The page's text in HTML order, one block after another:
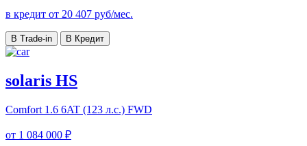
в кредит от 20 407 руб/мес.
В Trade-in В Кредит
solaris HS
Comfort 1.6 6AT (123 л.с.) FWD
от 1 084 000 ₽